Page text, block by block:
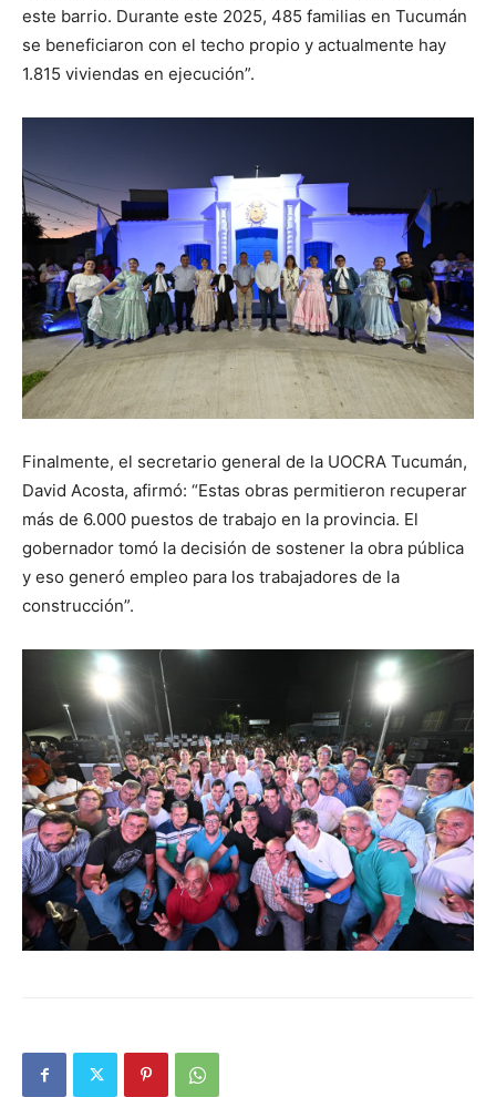
este barrio. Durante este 2025, 485 familias en Tucumán
se beneficiaron con el techo propio y actualmente hay
1.815 viviendas en ejecución”.
Finalmente, el secretario general de la UOCRA Tucumán,
David Acosta, afirmó: “Estas obras permitieron recuperar
más de 6.000 puestos de trabajo en la provincia. El
gobernador tomó la decisión de sostener la obra pública
y eso generó empleo para los trabajadores de la
construcción”.